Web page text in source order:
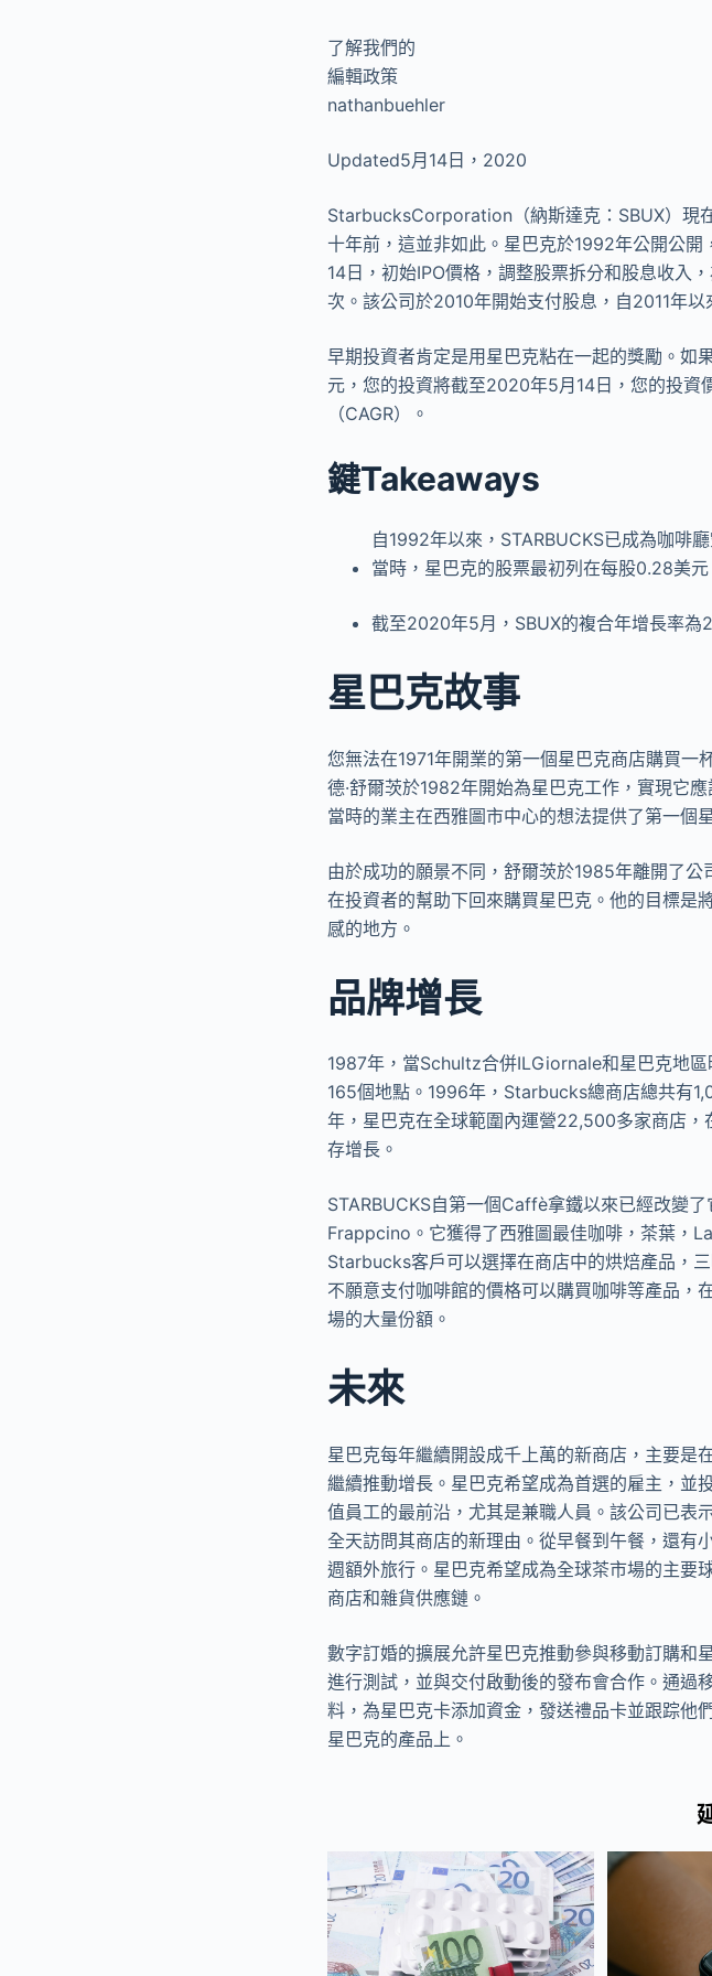
了解我們的
編輯政策
nathanbuehler
Updated5月14日，2020
StarbucksCorporation（納斯達克：SBUX）現
十年前，這並非如此。星巴克於1992年公開公
14日，初始IPO價格，調整股票拆分和股息收入
次。該公司於2010年開始支付股息，自2011年以
早期投資者肯定是用星巴克粘在一起的獎勵。
元，您的投資將截至2020年5月14日，您的投
（CAGR）。
鍵Takeaways
自1992年以來，STARBUCKS已成為咖啡
當時，星巴克的股票最初列在每股0.28美元
截至2020年5月，SBUX的複合年增長率為
星巴克故事
您無法在1971年開業的第一個星巴克商店購買
德·舒爾茨於1982年開始為星巴克工作，實現它
當時的業主在西雅圖市中心的想法提供了第一個
由於成功的願景不同，舒爾茨於1985年離開了
在投資者的幫助下回來購買星巴克。他的目標是
感的地方。
品牌增長
1987年，當Schultz合併ILGiornale和星巴克地
165個地點。1996年，Starbucks總商店總共有
年，星巴克在全球範圍內運營22,500多家商店
存增長。
STARBUCKS自第一個Caffè拿鐵以來已經改變
Frappcino。它獲得了西雅圖最佳咖啡，茶葉，
Starbucks客戶可以選擇在商店中的烘焙產品，
不願意支付咖啡館的價格可以購買咖啡等產品，
場的大量份額。
未來
星巴克每年繼續開設成千上萬的新商店，主要是
繼續推動增長。星巴克希望成為首選的雇主，並
值員工的最前沿，尤其是兼職人員。該公司已表
全天訪問其商店的新理由。從早餐到午餐，還有
週額外旅行。星巴克希望成為全球茶市場的主要
商店和雜貨供應鏈。
數字訂婚的擴展允許星巴克推動參與移動訂購和
進行測試，並與交付啟動後的發布會合作。通過
料，為星巴克卡添加資金，發送禮品卡並跟踪他
星巴克的產品上。